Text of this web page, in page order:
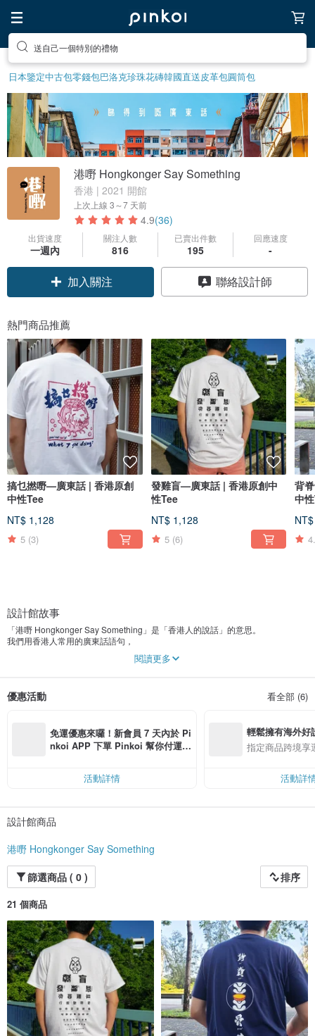
前往打造療癒的放鬆生活
送自己一個特別的禮物
日本鑒定中古包零錢包巴洛克珍珠花磚韓國直送皮革包圓筒包
港嘢 Hongkonger Say Something
香港 | 2021 開館
上次上線 3～7 天前
4.9(36)
出貨速度
一週內
關注人數
816
已賣出件數
195
回應速度
-
加入關注 聯絡設計師
熱門商品推薦
搞乜撚嘢—廣東話 | 香港原創
中性Tee
NT$ 1,128
5 (3)
發雞盲—廣東話 | 香港原創中
性Tee
NT$ 1,128
5 (6)
背
中
設計館故事
「港嘢 Hongkonger Say Something」是「香港人的說話」的意思。
我們用香港人常用的廣東話語句，
閱讀更多
優惠活動 看全部 (6)
免運優惠來囉！新會員 7 天內於 Pi
nkoi APP 下單 Pinkoi 幫你付運
活動詳情
輕鬆擁有海外好
指定商品跨境享
活動詳
設計館商品
港嘢 Hongkonger Say Something
篩選商品 ( 0 )
排序
21 個商品